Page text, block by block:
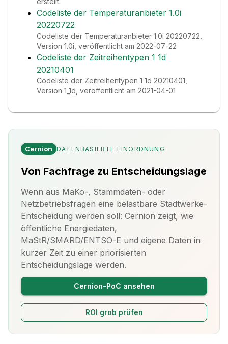
Codeliste der Temperaturanbieter 1.0i
20220722
Codeliste der Temperaturanbieter 1.0i 20220722,
Version 1.0i, veröffentlicht am 2022-07-22
Codeliste der Zeitreihentypen 1 1d
20210401
Codeliste der Zeitreihentypen 1 1d 20210401,
Version 1_1d, veröffentlicht am 2021-04-01
Cernion DATENBASIERTE EINORDNUNG
Von Fachfrage zu Entscheidungslage
Wenn aus MaKo-, Stammdaten- oder
Netzbetriebsfragen eine belastbare Stadtwerke-
Entscheidung werden soll: Cernion zeigt, wie
öffentliche Energiedaten,
MaStR/SMARD/ENTSO-E und eigene Daten in
kurzer Zeit zu einer priorisierten
Entscheidungslage werden.
Cernion-PoC ansehen
ROI grob prüfen